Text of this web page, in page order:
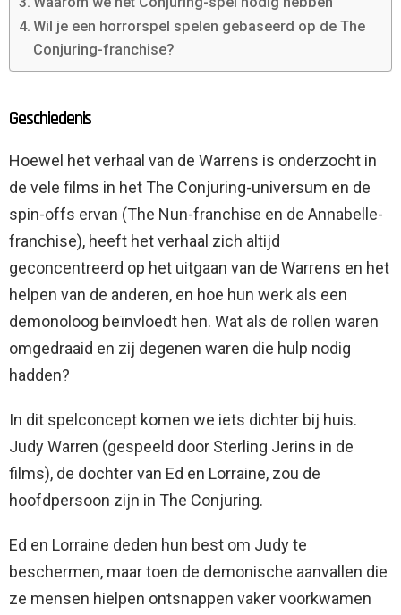
Wil je een horrorspel spelen gebaseerd op de The
Conjuring-franchise?
Geschiedenis
Hoewel het verhaal van de Warrens is onderzocht in
de vele films in het The Conjuring-universum en de
spin-offs ervan (The Nun-franchise en de Annabelle-
franchise), heeft het verhaal zich altijd
geconcentreerd op het uitgaan van de Warrens en het
helpen van de anderen, en hoe hun werk als een
demonoloog beïnvloedt hen. Wat als de rollen waren
omgedraaid en zij degenen waren die hulp nodig
hadden?
In dit spelconcept komen we iets dichter bij huis.
Judy Warren (gespeeld door Sterling Jerins in de
films), de dochter van Ed en Lorraine, zou de
hoofdpersoon zijn in The Conjuring.
Ed en Lorraine deden hun best om Judy te
beschermen, maar toen de demonische aanvallen die
ze mensen hielpen ontsnappen vaker voorkwamen